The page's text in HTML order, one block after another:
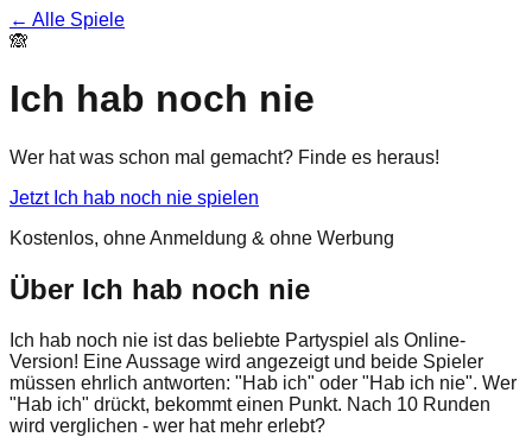
← Alle Spiele
🙈
Ich hab noch nie
Wer hat was schon mal gemacht? Finde es heraus!
Jetzt Ich hab noch nie spielen
Kostenlos, ohne Anmeldung & ohne Werbung
Über Ich hab noch nie
Ich hab noch nie ist das beliebte Partyspiel als Online-
Version! Eine Aussage wird angezeigt und beide Spieler
müssen ehrlich antworten: "Hab ich" oder "Hab ich nie". Wer
"Hab ich" drückt, bekommt einen Punkt. Nach 10 Runden
wird verglichen - wer hat mehr erlebt?